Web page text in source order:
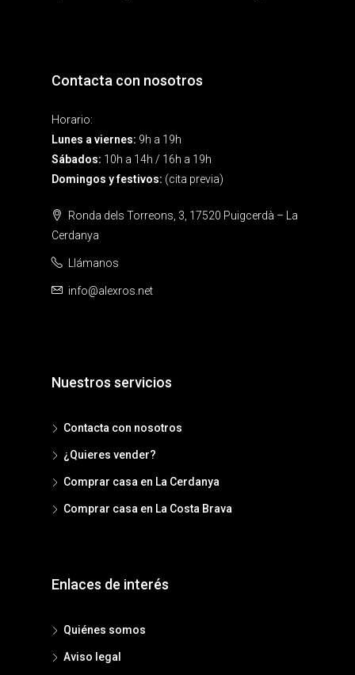
Contacta con nosotros
Horario:
Lunes a viernes: 9h a 19h
Sábados: 10h a 14h / 16h a 19h
Domingos y festivos: (cita previa)
Ronda dels Torreons, 3, 17520 Puigcerdà – La
Cerdanya
Llámanos
info@alexros.net
Nuestros servicios
Contacta con nosotros
¿Quieres vender?
Comprar casa en La Cerdanya
Comprar casa en La Costa Brava
Enlaces de interés
Quiénes somos
Aviso legal